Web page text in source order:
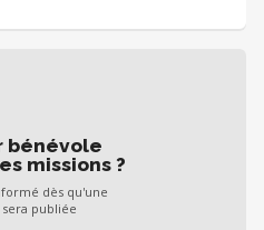
bénévole
missions ?
dès qu'une
publiée